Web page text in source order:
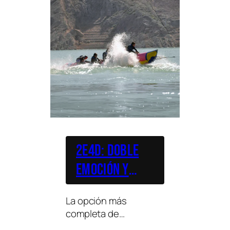
2E4D: Doble
Emoción y
Cuadruple
Diversión
La opción más
completa de